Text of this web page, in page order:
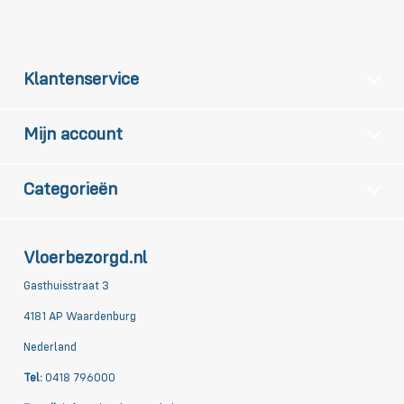
Vloerbezorgd.nl
Gasthuisstraat 3
4181 AP Waardenburg
Nederland
Tel: 0418 796000
Klantenservice
Mijn account
Categorieën